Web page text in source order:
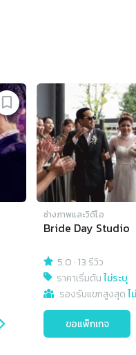
ช่างภาพและวิดีโอ
Bride Day Studio
5.0 ·13 รีวิว
ราคาเริ่มต้นไม่ระบุ
รองรับแขกสูงสุดไ
ขอแพ็กเกจ